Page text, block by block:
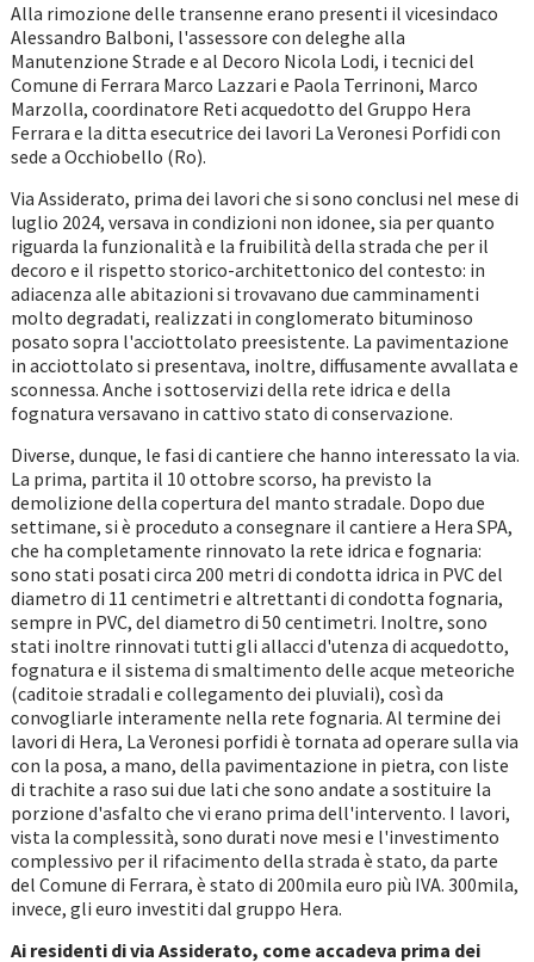
Alla rimozione delle transenne erano presenti il vicesindaco
Alessandro Balboni, l'assessore con deleghe alla
Manutenzione Strade e al Decoro Nicola Lodi, i tecnici del
Comune di Ferrara Marco Lazzari e Paola Terrinoni, Marco
Marzolla, coordinatore Reti acquedotto del Gruppo Hera
Ferrara e la ditta esecutrice dei lavori La Veronesi Porfidi con
sede a Occhiobello (Ro).
Via Assiderato, prima dei lavori che si sono conclusi nel mese di
luglio 2024, versava in condizioni non idonee, sia per quanto
riguarda la funzionalità e la fruibilità della strada che per il
decoro e il rispetto storico-architettonico del contesto: in
adiacenza alle abitazioni si trovavano due camminamenti
molto degradati, realizzati in conglomerato bituminoso
posato sopra l'acciottolato preesistente. La pavimentazione
in acciottolato si presentava, inoltre, diffusamente avvallata e
sconnessa. Anche i sottoservizi della rete idrica e della
fognatura versavano in cattivo stato di conservazione.
Diverse, dunque, le fasi di cantiere che hanno interessato la via.
La prima, partita il 10 ottobre scorso, ha previsto la
demolizione della copertura del manto stradale. Dopo due
settimane, si è proceduto a consegnare il cantiere a Hera SPA,
che ha completamente rinnovato la rete idrica e fognaria:
sono stati posati circa 200 metri di condotta idrica in PVC del
diametro di 11 centimetri e altrettanti di condotta fognaria,
sempre in PVC, del diametro di 50 centimetri. Inoltre, sono
stati inoltre rinnovati tutti gli allacci d'utenza di acquedotto,
fognatura e il sistema di smaltimento delle acque meteoriche
(caditoie stradali e collegamento dei pluviali), così da
convogliarle interamente nella rete fognaria. Al termine dei
lavori di Hera, La Veronesi porfidi è tornata ad operare sulla via
con la posa, a mano, della pavimentazione in pietra, con liste
di trachite a raso sui due lati che sono andate a sostituire la
porzione d'asfalto che vi erano prima dell'intervento. I lavori,
vista la complessità, sono durati nove mesi e l'investimento
complessivo per il rifacimento della strada è stato, da parte
del Comune di Ferrara, è stato di 200mila euro più IVA. 300mila,
invece, gli euro investiti dal gruppo Hera.
Ai residenti di via Assiderato, come accadeva prima dei